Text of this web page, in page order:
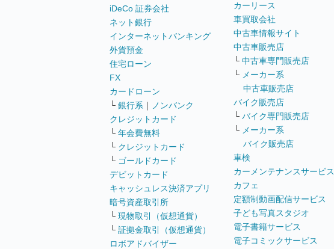
iDeCo 証券会社
ネット銀行
インターネットバンキング
外貨預金
住宅ローン
FX
カードローン
└ 銀行系 ｜
ノンバンク
クレジットカード
└ 年会費無料
└ クレジットカード
└ ゴールドカード
デビットカード
キャッシュレス決済アプリ
暗号資産取引所
└ 現物取引（仮想通貨）
└ 証拠金取引（仮想通貨）
ロボアドバイザー
カーリース
車買取会社
中古車情報サイト
中古車販売店
└ 中古車専門販売店
└ メーカー系
中古車販売店
バイク販売店
└ バイク専門販売店
└ メーカー系
バイク販売店
車検
カーメンテナンスサービス
カフェ
定額制動画配信サービス
子ども写真スタジオ
電子書籍サービス
電子コミックサービス